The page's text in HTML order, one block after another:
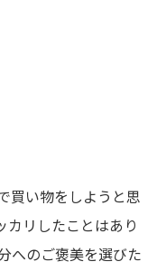
買い物をしようと思
カリしたことはあり
へのご褒美を選びた